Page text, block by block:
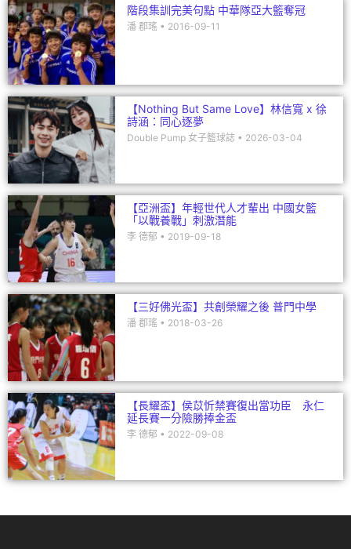
階段集訓完美句點 中華隊亞大籃奪冠
潘 郡瑤 2016-09-11
【Nothing But Same Love】林信寬 x 徐
詩涵：同心逐夢
Double Pump 女子籃球誌 2026-03-04
【亞洲盃】年輕世代人才輩出 中國女籃
「以戰養戰」刺激潛能
李 德郁 2019-09-18
【三好佛光盃】共創榮耀之後 普門中學
潘 郡瑤 2018-03-26
【長耀盃】侯苡忻禁賽復出當功臣 永仁
延長賽一分險勝捧金盃
李 德郁 2022-09-08